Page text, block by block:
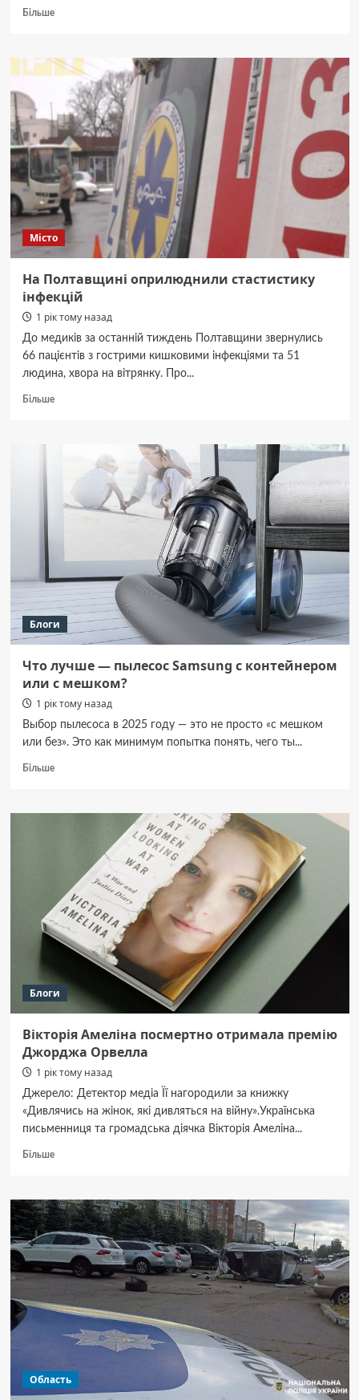
БільшеДокладніше
Полтаві
планують
відремонтувати
сімнадцять
вулиць
Місто
На Полтавщині оприлюднили стастистику
інфекцій
1 рік тому назад
До медиків за останній тиждень Полтавщини звернулись
66 пацієнтів з гострими кишковими інфекціями та 51
людина, хвора на вітрянку. Про...
БільшеДокладніше
оприлюднили
стастистику
Блоги
Что лучше — пылесос Samsung с контейнером
или с мешком?
1 рік тому назад
Выбор пылесоса в 2025 году — это не просто «с мешком
или без». Это как минимум попытка понять, чего ты...
БільшеДокладніше
лучше
контейнером
или
мешком?
Блоги
Вікторія Амеліна посмертно отримала премію
Джорджа Орвелла
1 рік тому назад
Джерело: Детектор медіа Її нагородили за книжку
«Дивлячись на жінок, які дивляться на війну».Українська
письменниця та громадська діячка Вікторія Амеліна...
БільшеДокладніше
Амеліна
посмертно
отримала
премію
Джорджа
Орвелла
Область